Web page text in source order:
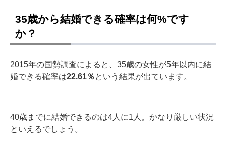
35歳から結婚できる確率は何%です
か？
2015年の国勢調査によると、35歳の女性が5年以内に結
婚できる確率は22.61％ という結果が出ています。
40歳までに結婚できるのは4人に1人。かなり厳しい状況
といえるでしょう。